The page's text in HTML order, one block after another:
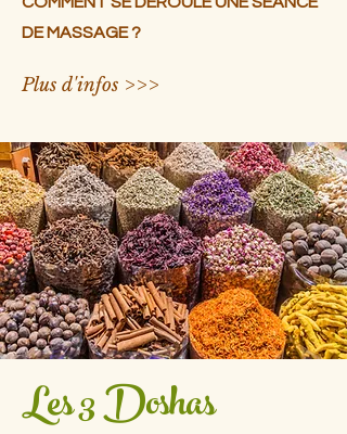
DE MASSAGE ?
Plus d'infos >>>
Les 3 Doshas